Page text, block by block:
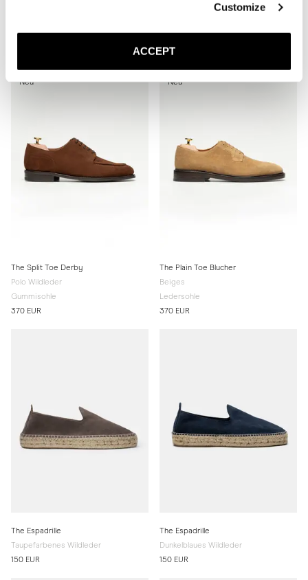
Customize
ACCEPT
Ledersohle
The Single Monkstrap
Ledersohle
370 EUR
Neu
The Split Toe Derby
Polo Wildleder
Gummisohle
370 EUR
Neu
The Plain Toe Blucher
Beiges
Ledersohle
370 EUR
The Espadrille
Taupefarbenes Wildleder
150 EUR
The Espadrille
Dunkelblaues Wildleder
150 EUR